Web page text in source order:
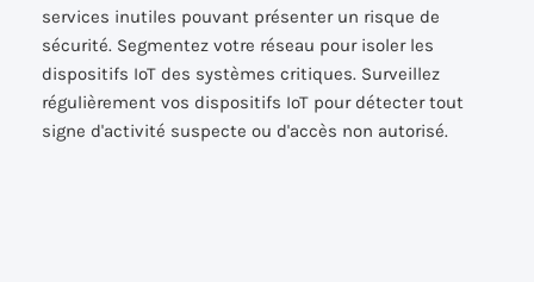
services inutiles pouvant présenter un risque de
sécurité. Segmentez votre réseau pour isoler les
dispositifs IoT des systèmes critiques. Surveillez
régulièrement vos dispositifs IoT pour détecter tout
signe d'activité suspecte ou d'accès non autorisé.